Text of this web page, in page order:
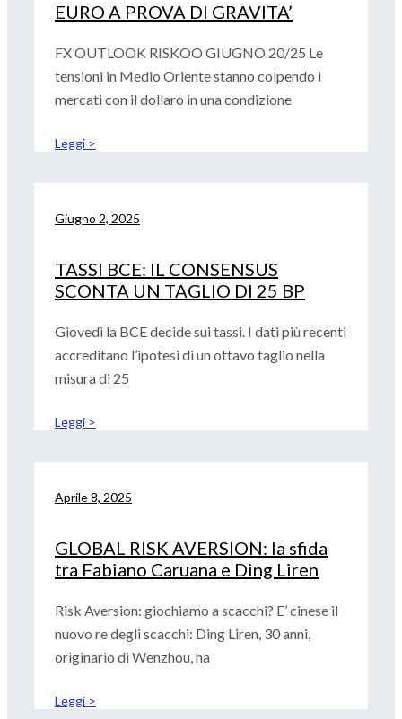
EURO A PROVA DI GRAVITA’
FX OUTLOOK RISKOO GIUGNO 20/25 Le
tensioni in Medio Oriente stanno colpendo i
mercati con il dollaro in una condizione
Leggi >
Giugno 2, 2025
TASSI BCE: IL CONSENSUS
SCONTA UN TAGLIO DI 25 BP
Giovedì la BCE decide sui tassi. I dati più recenti
accreditano l’ipotesi di un ottavo taglio nella
misura di 25
Leggi >
Aprile 8, 2025
GLOBAL RISK AVERSION: la sfida
tra Fabiano Caruana e Ding Liren
Risk Aversion: giochiamo a scacchi? E’ cinese il
nuovo re degli scacchi: Ding Liren, 30 anni,
originario di Wenzhou, ha
Leggi >